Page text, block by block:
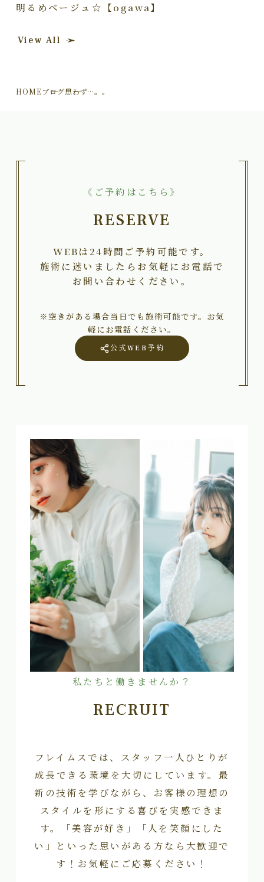
明るめベージュ☆【ogawa】
View All
HOMEブログ思わず…。。
《ご予約はこちら》
RESERVE
WEBは24時間ご予約可能です。
施術に迷いましたらお気軽にお電話で
お問い合わせください。
※空きがある場合当日でも施術可能です。お気
軽にお電話ください。
公式WEB予約
私たちと働きませんか？
RECRUIT
フレイムスでは、スタッフ一人ひとりが
成長できる環境を大切にしています。最
新の技術を学びながら、お客様の理想の
スタイルを形にする喜びを実感できま
す。「美容が好き」「人を笑顔にした
い」といった思いがある方なら大歓迎で
す！お気軽にご応募ください！